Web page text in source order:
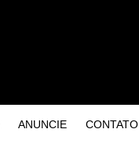
ANUNCIE CONTATO